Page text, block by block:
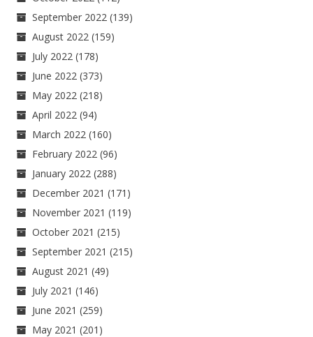
September 2022 (139)
August 2022 (159)
July 2022 (178)
June 2022 (373)
May 2022 (218)
April 2022 (94)
March 2022 (160)
February 2022 (96)
January 2022 (288)
December 2021 (171)
November 2021 (119)
October 2021 (215)
September 2021 (215)
August 2021 (49)
July 2021 (146)
June 2021 (259)
May 2021 (201)